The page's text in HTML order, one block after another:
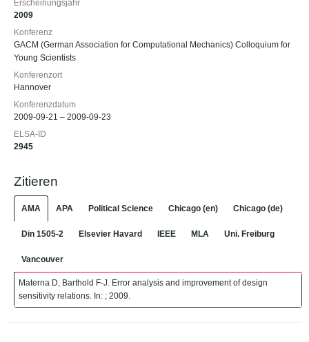
Erscheinungsjahr
2009
Konferenz
GACM (German Association for Computational Mechanics) Colloquium for
Young Scientists
Konferenzort
Hannover
Konferenzdatum
2009-09-21 – 2009-09-23
ELSA-ID
2945
Zitieren
AMA APA Political Science Chicago (en) Chicago (de)
Din 1505-2 Elsevier Havard IEEE MLA Uni. Freiburg
Vancouver
Materna D, Barthold F-J. Error analysis and improvement of design
sensitivity relations. In: ; 2009.